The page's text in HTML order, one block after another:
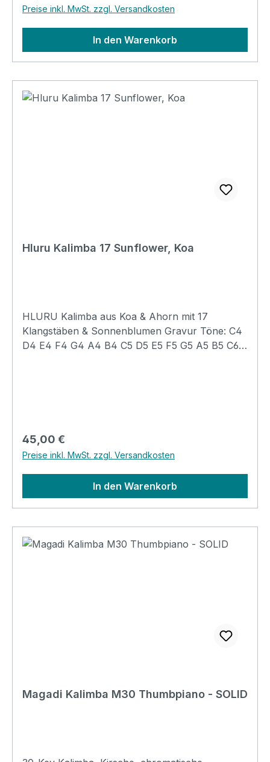
Preise inkl. MwSt. zzgl. Versandkosten
In den Warenkorb
Hluru Kalimba 17 Sunflower, Koa
HLURU Kalimba aus Koa & Ahorn mit 17
Klangstäben & Sonnenblumen Gravur Töne: C4
D4 E4 F4 G4 A4 B4 C5 D5 E5 F5 G5 A5 B5 C6
Beschreibung der Serie Flaches Design -
innovatives Design der Handballenauflage. Das
Design der Handballenauflage macht den Griff
komfortabel und das verbesserte integriertes
das Timbre lebendiger und zarter. Sound Check!
Regulärer Preis:
45,00 €
Preise inkl. MwSt. zzgl. Versandkosten
In den Warenkorb
Magadi Kalimba M30 Thumbpiano - SOLID